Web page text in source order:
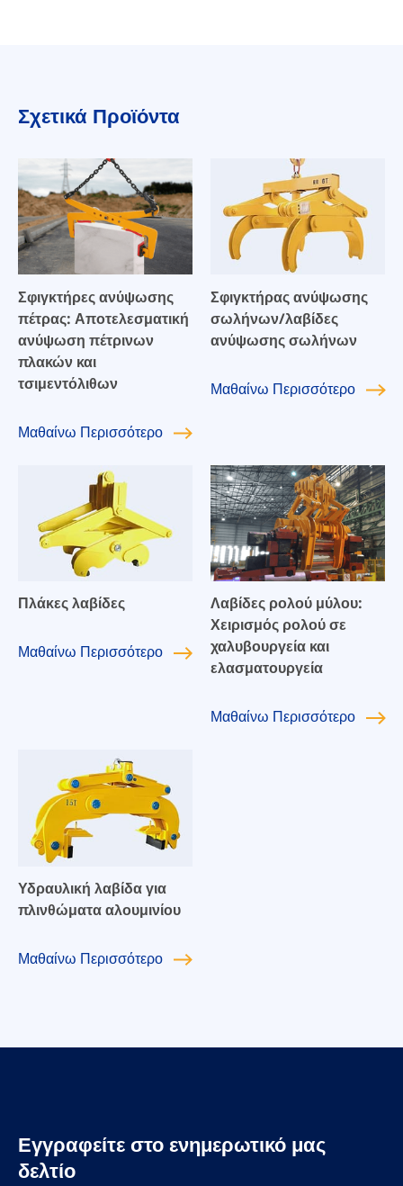
Σχετικά Προϊόντα
Σφιγκτήρες ανύψωσης
πέτρας: Αποτελεσματική
ανύψωση πέτρινων
πλακών και
τσιμεντόλιθων
Μαθαίνω Περισσότερο
Σφιγκτήρας ανύψωσης
σωλήνων/λαβίδες
ανύψωσης σωλήνων
Μαθαίνω Περισσότερο
Πλάκες λαβίδες
Μαθαίνω Περισσότερο
Λαβίδες ρολού μύλου:
Χειρισμός ρολού σε
χαλυβουργεία και
ελασματουργεία
Μαθαίνω Περισσότερο
Υδραυλική λαβίδα για
πλινθώματα αλουμινίου
Μαθαίνω Περισσότερο
Εγγραφείτε στο ενημερωτικό μας
δελτίο